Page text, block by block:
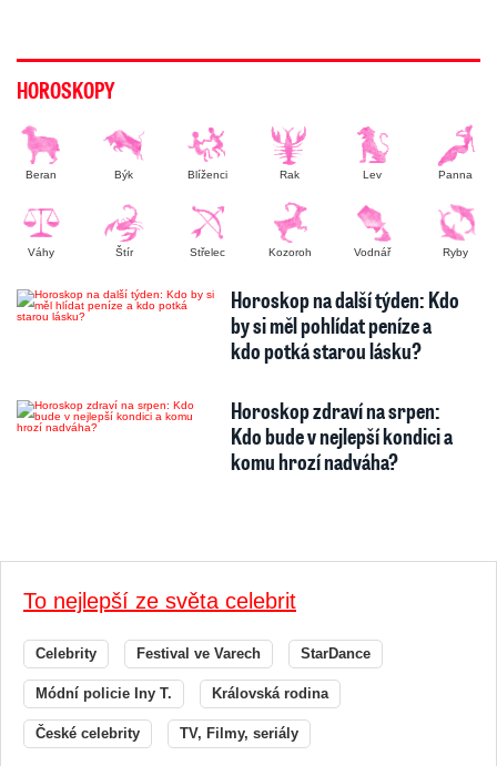
HOROSKOPY
Beran Býk Blíženci Rak Lev Panna
Váhy Štír Střelec Kozoroh Vodnář Ryby
Horoskop na další týden: Kdo
by si měl pohlídat peníze a
kdo potká starou lásku?
Horoskop zdraví na srpen:
Kdo bude v nejlepší kondici a
komu hrozí nadváha?
To nejlepší ze světa celebrit
Celebrity Festival ve Varech StarDance
Módní policie Iny T. Královská rodina
České celebrity TV, Filmy, seriály